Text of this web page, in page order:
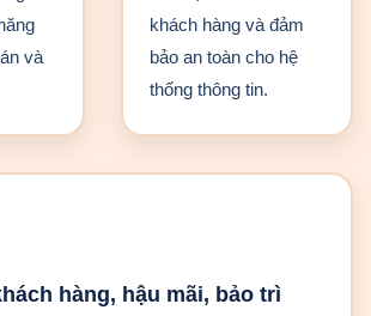
và
khách hàng và đảm
bảo an toàn cho hệ
thống thông tin.
hàng, hậu mãi, bảo trì